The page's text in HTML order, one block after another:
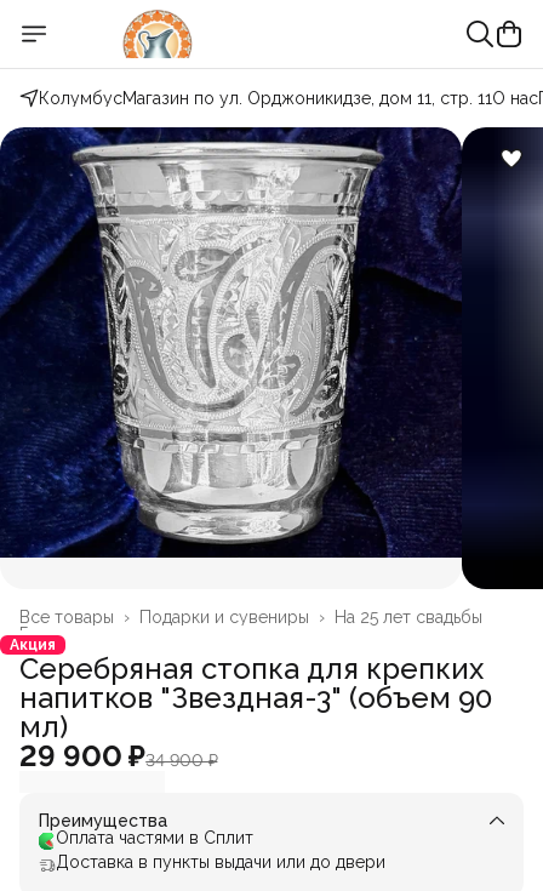
КолумбусМагазин по ул. Орджоникидзе, дом 11, стр. 11О нас
На 25 лет свадьбы
Подарки и сувениры ›
Все товары
›
Главная
Акция
Серебряная стопка для крепких
напитков "Звездная-3" (объем 90
мл)
29 900 ₽34 900 ₽
Преимущества
Оплата частями в Сплит
Доставка в пункты выдачи или до двери